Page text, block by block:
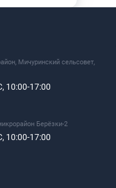
Мичуринский сельсовет,
10:00-17:00
Берёзки-2
10:00-17:00